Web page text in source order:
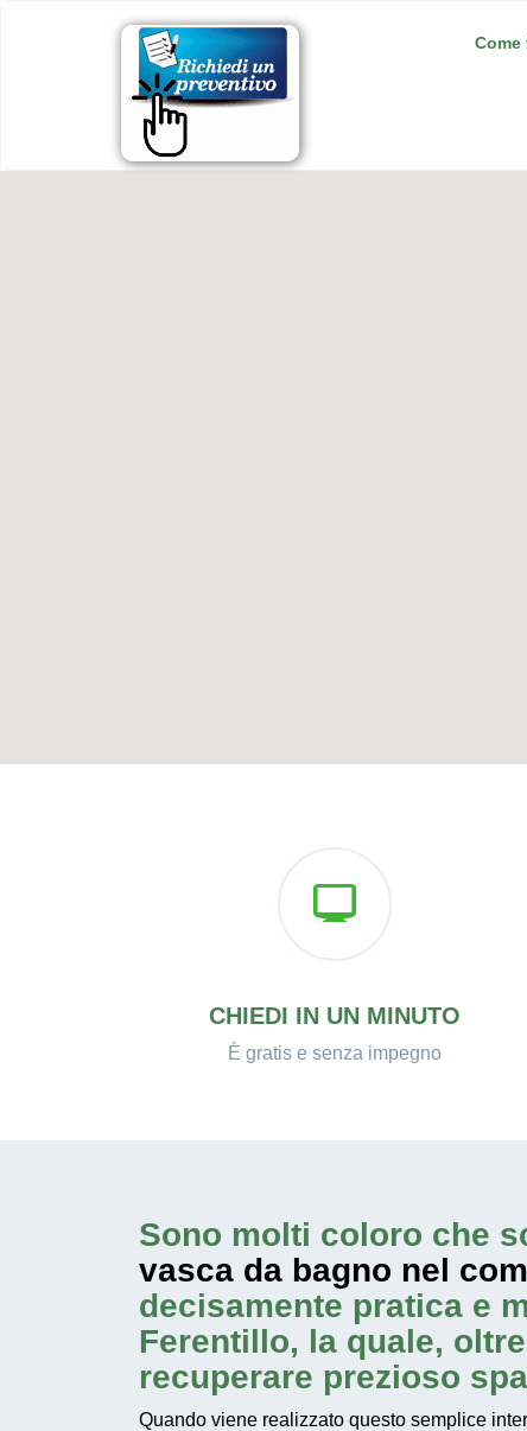
CHIEDI IN UN MINUTO
È gratis e senza impegno
Sono molti coloro che
vasca da bagno nel
decisamente pratica e
Ferentillo, la quale,
recuperare prezioso
Quando viene realizzato questo semplice